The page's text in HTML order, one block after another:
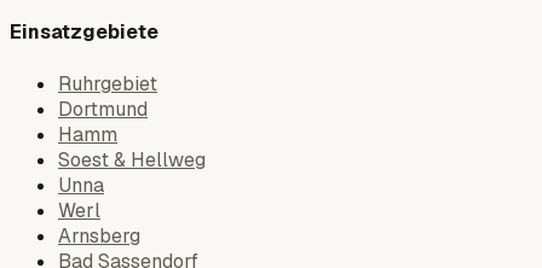
Einsatzgebiete
Ruhrgebiet
Dortmund
Hamm
Soest & Hellweg
Unna
Werl
Arnsberg
Bad Sassendorf